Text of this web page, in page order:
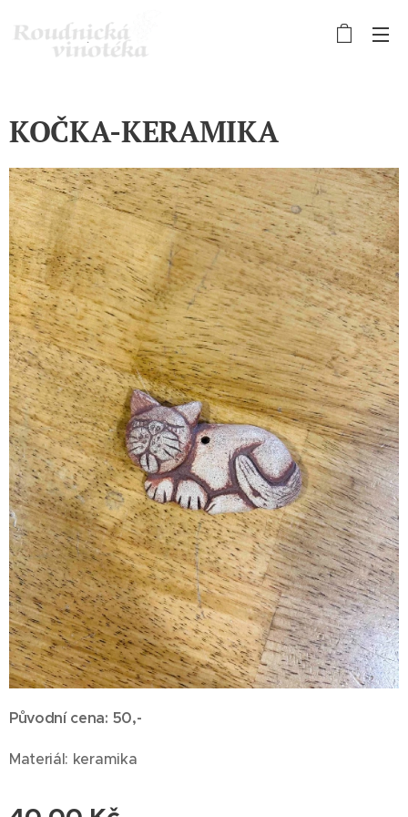
KOČKA-KERAMIKA
Původní cena: 50,-
Materiál: keramika